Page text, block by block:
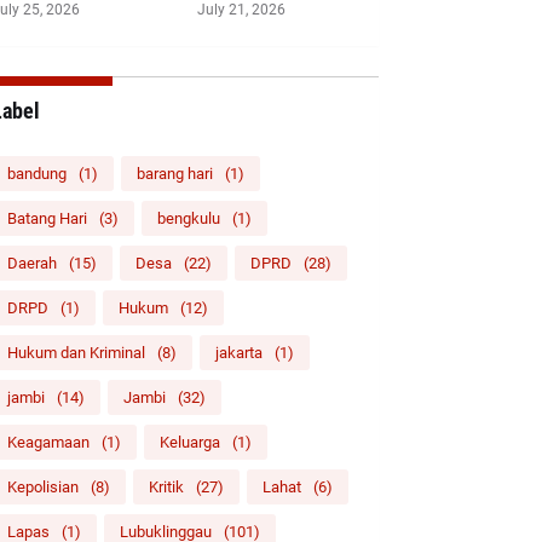
25, 2026 July 21, 2026
bandung (1) barang hari (1)
Batang Hari (3) bengkulu (1)
Daerah (15) Desa (22) DPRD (28)
DRPD (1) Hukum (12)
Hukum dan Kriminal (8) jakarta (1)
jambi (14) Jambi (32)
Keagamaan (1) Keluarga (1)
Kepolisian (8) Kritik (27) Lahat (6)
Lapas (1) Lubuklinggau (101)